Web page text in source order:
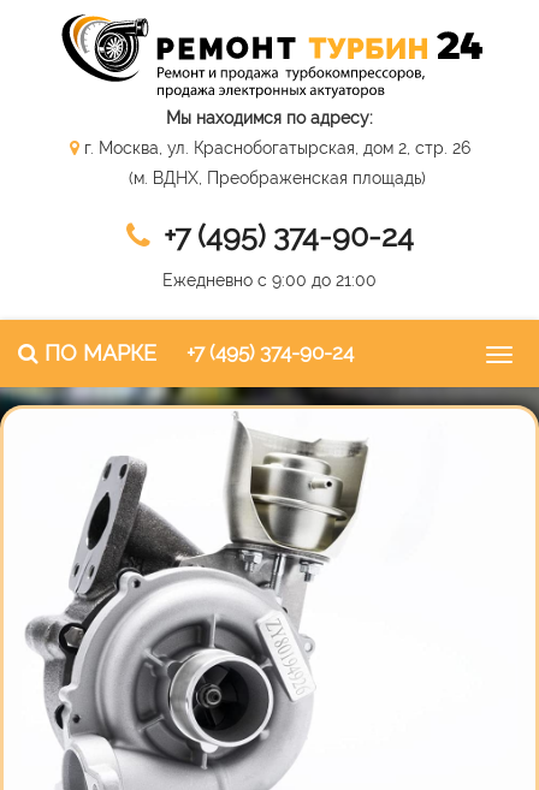
Мы находимся по адресу:
г. Москва, ул. Краснобогатырская, дом 2, стр. 26
(м. ВДНХ, Преображенская площадь)
+7 (495) 374-90-24
Ежедневно с 9:00 до 21:00
ПО МАРКЕ +7 (495) 374-90-24